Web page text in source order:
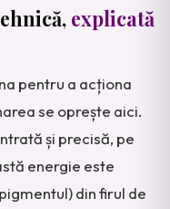
explicată
pentru a acționa
se oprește aici.
și precisă, pe
energie este
din firul de